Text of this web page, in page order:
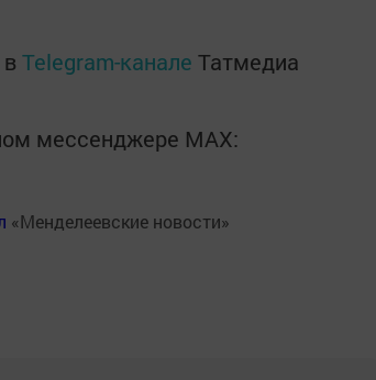
Telegram-канале Татмедиа
мессенджере MАХ:
«Менделеевские новости»